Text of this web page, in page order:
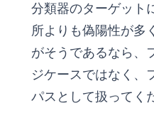
分類器のターゲット
所よりも偽陽性が多
がそうであるなら、
ジケースではなく、
パスとして扱ってく